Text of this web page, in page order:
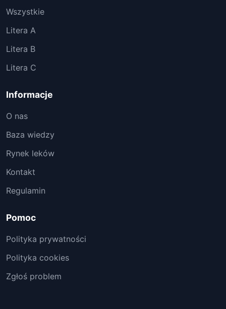
Wszystkie
Litera A
Litera B
Litera C
Informacje
O nas
Baza wiedzy
Rynek leków
Kontakt
Regulamin
Pomoc
Polityka prywatności
Polityka cookies
Zgłoś problem